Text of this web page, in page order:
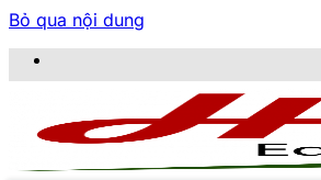
Bỏ qua nội dung